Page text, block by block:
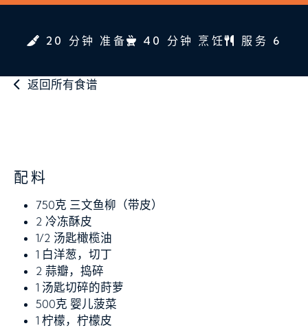
20 分钟 准备 40 分钟 烹饪 服务 6
返回所有食谱
配料
750克 三文鱼柳（带皮）
2 冷冻酥皮
1/2 汤匙橄榄油
1 白洋葱，切丁
2 蒜瓣，捣碎
1 汤匙切碎的莳萝
500克 婴儿菠菜
1 柠檬，柠檬皮